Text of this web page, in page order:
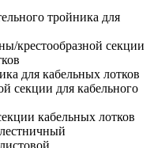
тройника для
крестообразной секции
для кабельных лотков
секции для кабельного
кабельных лотков